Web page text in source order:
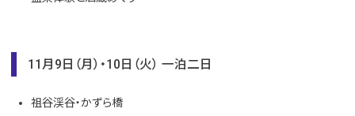
11月9日（月）・10日（火） 一泊二日
祖谷渓谷・かずら橋